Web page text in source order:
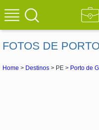
FOTOS DE
Home > Destinos > PE > Porto de